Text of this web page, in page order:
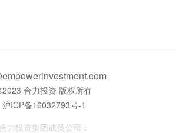
合力投资 版权所有
沪ICP备16032793号-1
合力投资集团成员公司：